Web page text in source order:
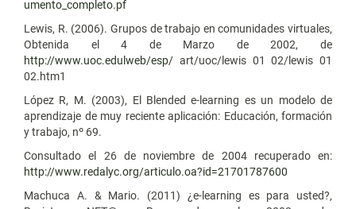
umento_completo.pf
Lewis, R. (2006). Grupos de trabajo en comunidades virtuales,
Obtenida el 4 de Marzo de 2002, de
http://www.uoc.edulweb/esp/ art/uoc/lewis 01 02/lewis 01
02.htm1
López R, M. (2003), El Blended e-learning es un modelo de
aprendizaje de muy reciente aplicación: Educación, formación
y trabajo, nº 69.
Consultado el 26 de noviembre de 2004 recuperado en:
http://www.redalyc.org/articulo.oa?id=21701787600
Machuca A. & Mario. (2011) ¿e-learning es para usted?,